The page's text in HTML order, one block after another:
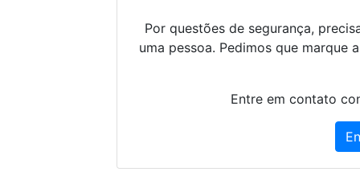
Por questões de segurança,
uma pessoa. Pedimos que marque
Entre em contato